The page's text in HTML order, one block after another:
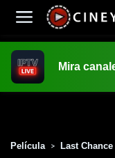
Mira
Película > Last Chance